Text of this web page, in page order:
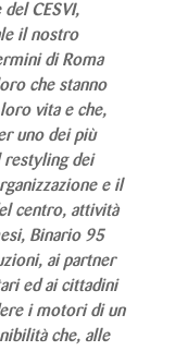
CESVI,
il nostro
di Roma
che stanno
vita e che,
uno dei più
restyling dei
e il
centro, attività
Binario 95
ai partner
ed ai cittadini
i motori di un
che, alle